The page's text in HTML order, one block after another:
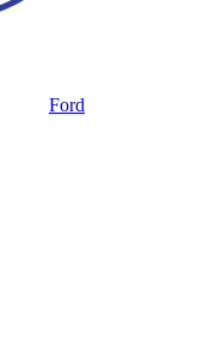
Ford